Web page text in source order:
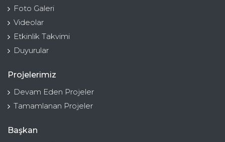
Foto Galeri
Videolar
Etkinlik Takvimi
Duyurular
Projelerimiz
Devam Eden Projeler
Tamamlanan Projeler
Başkan